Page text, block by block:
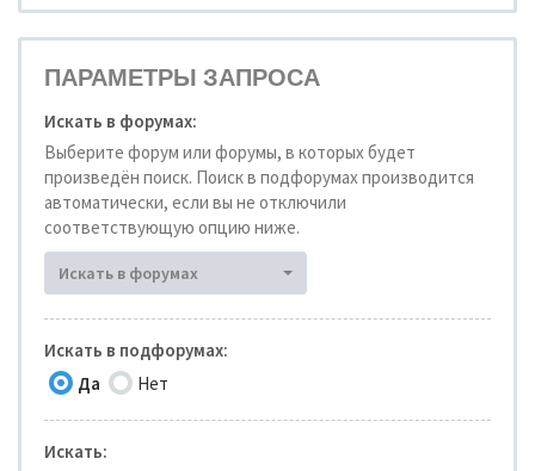
ПАРАМЕТРЫ ЗАПРОСА
Искать в форумах:
Выберите форум или форумы, в которых будет
произведён поиск. Поиск в подфорумах производится
автоматически, если вы не отключили
соответствующую опцию ниже.
Искать в форумах
Искать в подфорумах:
Да
Нет
Искать: